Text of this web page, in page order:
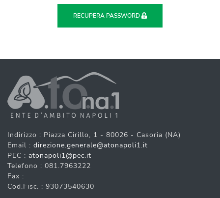
RECUPERA PASSWORD
Indirizzo : Piazza Cirillo, 1 - 80026 - Casoria (NA)
Email : direzione.generale@atonapoli1.it
PEC : atonapoli1@pec.it
Telefono : 081.7963222
Fax :
Cod.Fisc. : 93073540630